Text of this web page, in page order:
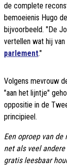
de complete
bemoeienis Hugo
bijvoorbeeld. "De
vertellen wat hij
parlement."
Volgens mevrouw
"aan het lijntje"
oppositie in de
principieel.
Een oproep van de
net als veel
gratis leesbaar